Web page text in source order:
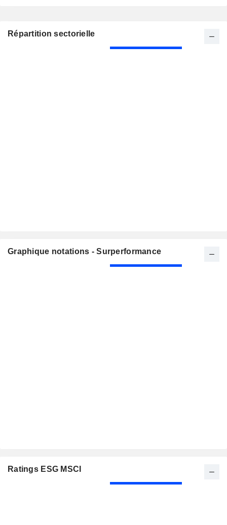
Répartition sectorielle
Graphique notations - Surperformance
Ratings ESG MSCI